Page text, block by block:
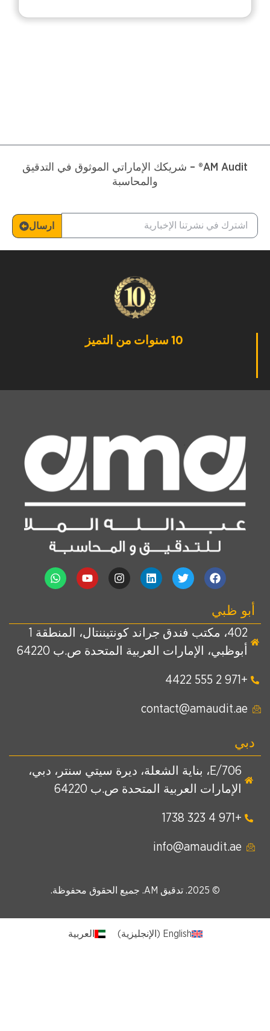
AM Audit® – شريكك الإماراتي الموثوق في التدقيق
والمحاسبة
ارسال
10 سنوات من التميز
أبو ظبي
402، مكتب فندق جراند كونتيننتال، المنطقة 1
أبوظبي، الإمارات العربية المتحدة ص.ب 64220
+971 2 555 4422
contact@amaudit.ae
دبي
E/706، بناية الشعلة، ديرة سيتي سنتر، دبي،
الإمارات العربية المتحدة ص.ب 64220
+971 4 323 1738
info@amaudit.ae
© 2025. تدقيق AM. جميع الحقوق محفوظة.
English
( الإنجليزية) العربية